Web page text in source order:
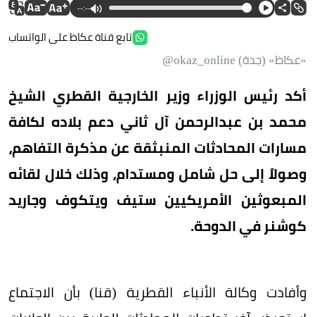
--:--
تابع قناة عكاظ على الواتساب
«عكاظ» (جدة) okaz_online@
أكد رئيس الوزراء وزير الخارجية القطري الشيخ
محمد بن عبدالرحمن آل ثاني دعم بلاده لكافة
مسارات المحادثات المنبثقة عن مذكرة التفاهم،
وصولاً إلى حل شامل ومستدام، وذلك خلال لقائه
المبعوثين الأمريكيين ستيف ويتكوف وجاريد
كوشنر في الدوحة.
وأفادت وكالة الأنباء القطرية (قنا) بأن الاجتماع